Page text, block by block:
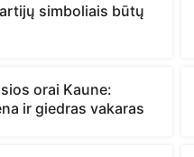
simboliais būtų
orai Kaune:
ir giedras vakaras